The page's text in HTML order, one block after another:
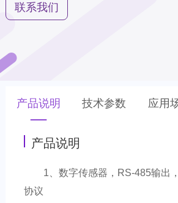
联系我们
产品说明 技术参数 应用
产品说明
1、数字传感器，RS-485输出
协议